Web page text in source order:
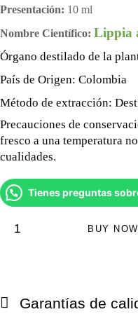
Presentación: 10 ml
Nombre Científico: Lippia
Órgano destilado de la
País de Origen: Colombia
Método de extracción:
Precauciones de
fresco a una temperatura
cualidades.
Tienes preguntas
BUY NOW
Garantías de